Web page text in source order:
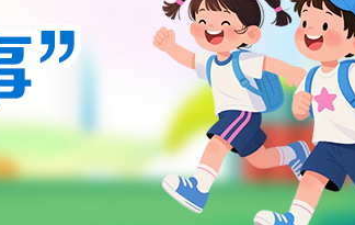
在线访谈
网上信访